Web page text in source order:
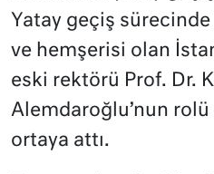
Yatay geçiş sürecinde
ve hemşerisi olan
eski rektörü Prof. Dr.
Alemdaroğlu’nun rolü
ortaya attı.